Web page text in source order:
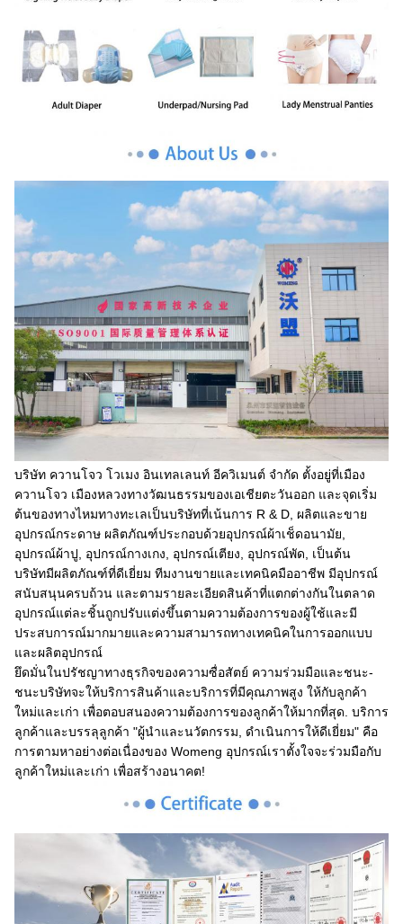
บริษัท ควานโจว โวเมง อินเทลเลนท์ อีควิเมนต์ จํากัด ตั้งอยู่ที่เมือง
ควานโจว เมืองหลวงทางวัฒนธรรมของเอเชียตะวันออก และจุดเริ่ม
ต้นของทางไหมทางทะเลเป็นบริษัทที่เน้นการ R & D, ผลิตและขาย
อุปกรณ์กระดาษ ผลิตภัณฑ์ประกอบด้วยอุปกรณ์ผ้าเช็ดอนามัย,
อุปกรณ์ผ้าปู, อุปกรณ์กางเกง, อุปกรณ์เตียง, อุปกรณ์พัด, เป็นต้น
บริษัทมีผลิตภัณฑ์ที่ดีเยี่ยม ทีมงานขายและเทคนิคมืออาชีพ มีอุปกรณ์
สนับสนุนครบถ้วน และตามรายละเอียดสินค้าที่แตกต่างกันในตลาด
อุปกรณ์แต่ละชิ้นถูกปรับแต่งขึ้นตามความต้องการของผู้ใช้และมี
ประสบการณ์มากมายและความสามารถทางเทคนิคในการออกแบบ
และผลิตอุปกรณ์
ยึดมั่นในปรัชญาทางธุรกิจของความซื่อสัตย์ ความร่วมมือและชนะ-
ชนะบริษัทจะให้บริการสินค้าและบริการที่มีคุณภาพสูง ให้กับลูกค้า
ใหม่และเก่า เพื่อตอบสนองความต้องการของลูกค้าให้มากที่สุด. บริการ
ลูกค้าและบรรลุลูกค้า "ผู้นําและนวัตกรรม, ดําเนินการให้ดีเยี่ยม" คือ
การตามหาอย่างต่อเนื่องของ Womeng อุปกรณ์เราตั้งใจจะร่วมมือกับ
ลูกค้าใหม่และเก่า เพื่อสร้างอนาคต!